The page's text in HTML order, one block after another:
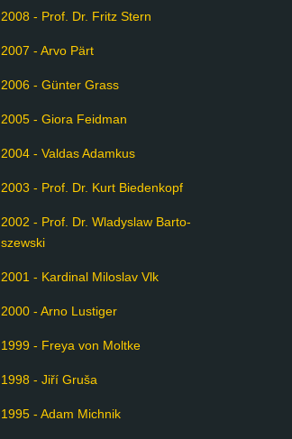
2008 - Prof. Dr. Fritz Stern
2007 - Ar­vo Pärt
2006 - Gün­ter Grass
2005 - Gio­ra Feid­man
2004 - Val­das Adam­kus
2003 - Prof. Dr. Kurt Bie­den­kopf
2002 - Prof. Dr. Wla­dys­law Bar­to­
szew­ski
2001 - Kar­di­nal Mi­los­lav Vlk
2000 - Ar­no Lus­ti­ger
1999 - Freya von Molt­ke
1998 - Jiří Gruša
1995 - Adam Mich­nik